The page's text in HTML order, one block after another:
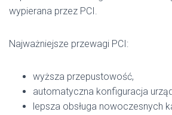
wypierana przez PCI.
Najważniejsze przewagi PCI:
wyższa przepustowość,
automatyczna konfiguracja
lepsza obsługa nowoczesnych